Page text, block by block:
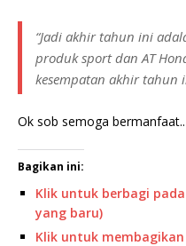
“Jadi akhir tahun ini
produk sport dan AT
kesempatan akhir tahun
Ok sob semoga bermanfaat..
Bagikan ini:
Klik untuk berbagi
yang baru)
Klik untuk